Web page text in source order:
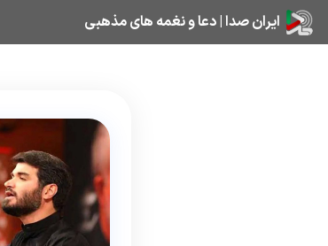
ایران صدا | دعا و نغمه های مذهبی